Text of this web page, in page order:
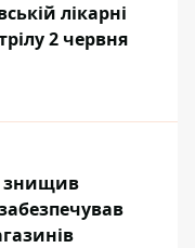
лікарні
2 червня
знищив